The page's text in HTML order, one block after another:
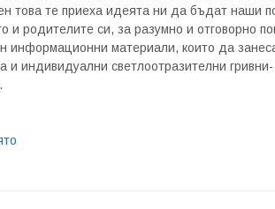
това те приеха идеята ни да бъдат наши
и родителите си, за разумно и отговорно
информационни материали, които да
и индивидуални светлоотразителни